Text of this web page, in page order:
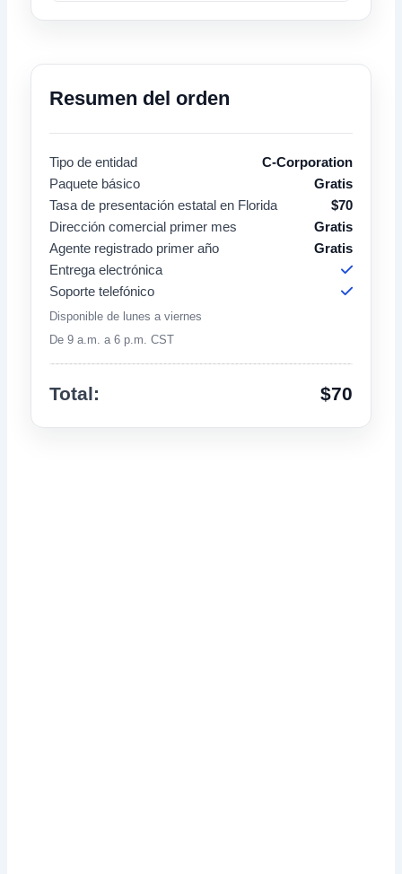
Resumen del orden
Tipo de entidad
C-Corporation
Paquete básico
Gratis
Tasa de presentación estatal en Florida
$70
Dirección comercial primer mes
Gratis
Agente registrado primer año
Gratis
Entrega electrónica
Soporte telefónico
Disponible de lunes a viernes
De 9 a.m. a 6 p.m. CST
Total: $70